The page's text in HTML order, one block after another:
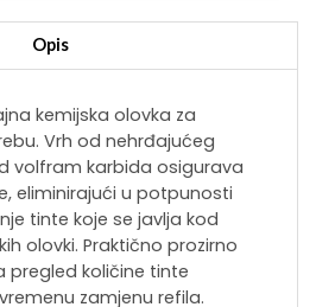
Opis
kemijska olovka za
Vrh od nehrđajućeg
volfram karbida osigurava
eliminirajući u potpunosti
tinte koje se javlja kod
olovki. Praktično prozirno
pregled količine tinte
zamjenu refila.